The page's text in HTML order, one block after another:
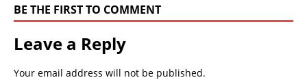
BE THE FIRST TO COMMENT
Leave a Reply
Your email address will not be published.